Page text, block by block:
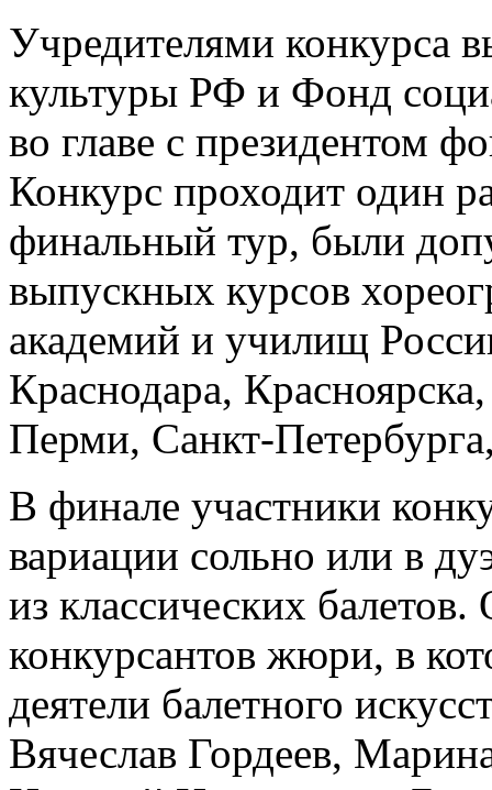
Учредителями конкурса
культуры РФ и Фонд
во главе с президентом
Конкурс проходит один
финальный тур, были
выпускных курсов
академий и училищ
Краснодара,
Перми, Санкт-
В финале участники
вариации сольно или в
из классических
конкурсантов жюри, в
деятели балетного
Вячеслав Гордеев,